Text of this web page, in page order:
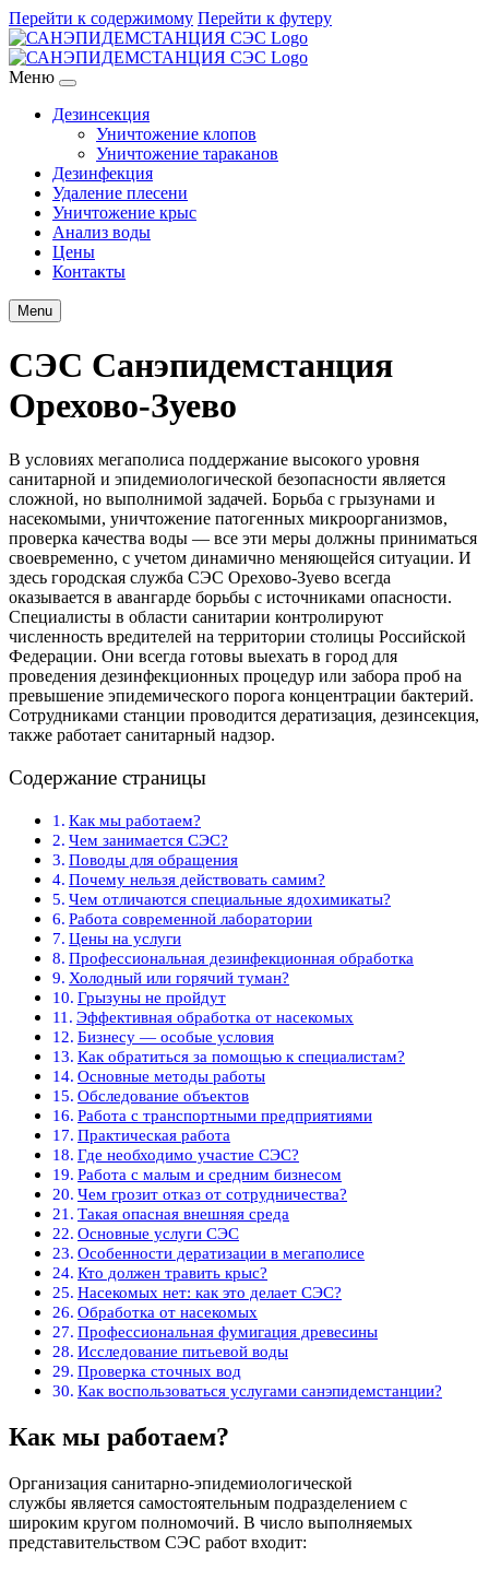
Перейти к содержимому Перейти к футеру
Меню
Дезинсекция
Уничтожение клопов
Уничтожение тараканов
Дезинфекция
Удаление плесени
Уничтожение крыс
Анализ воды
Цены
Контакты
Menu
СЭС Санэпидемстанция
Орехово-Зуево
В условиях мегаполиса поддержание высокого уровня
санитарной и эпидемиологической безопасности является
сложной, но выполнимой задачей. Борьба с грызунами и
насекомыми, уничтожение патогенных микроорганизмов,
проверка качества воды — все эти меры должны приниматься
своевременно, с учетом динамично меняющейся ситуации. И
здесь городская служба СЭС Орехово-Зуево всегда
оказывается в авангарде борьбы с источниками опасности.
Специалисты в области санитарии контролируют
численность вредителей на территории столицы Российской
Федерации. Они всегда готовы выехать в город для
проведения дезинфекционных процедур или забора проб на
превышение эпидемического порога концентрации бактерий.
Сотрудниками станции проводится дератизация, дезинсекция,
также работает санитарный надзор.
Содержание страницы
Как мы работаем?
Чем занимается СЭС?
Поводы для обращения
Почему нельзя действовать самим?
Чем отличаются специальные ядохимикаты?
Работа современной лаборатории
Цены на услуги
Профессиональная дезинфекционная обработка
Холодный или горячий туман?
Грызуны не пройдут
Эффективная обработка от насекомых
Бизнесу — особые условия
Как обратиться за помощью к специалистам?
Основные методы работы
Обследование объектов
Работа с транспортными предприятиями
Практическая работа
Где необходимо участие СЭС?
Работа с малым и средним бизнесом
Чем грозит отказ от сотрудничества?
Такая опасная внешняя среда
Основные услуги СЭС
Особенности дератизации в мегаполисе
Кто должен травить крыс?
Насекомых нет: как это делает СЭС?
Обработка от насекомых
Профессиональная фумигация древесины
Исследование питьевой воды
Проверка сточных вод
Как воспользоваться услугами санэпидемстанции?
Как мы работаем?
Организация санитарно-эпидемиологической
службы является самостоятельным подразделением с
широким кругом полномочий. В число выполняемых
представительством СЭС работ входит: